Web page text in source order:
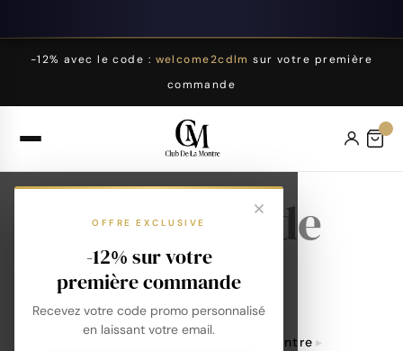
-12% avec le code : welcome2cdlm sur votre première
commande
OFFRE EXCLUSIVE
-12% sur votre
première commande
Recevez votre code promo personnalisé
en laissant votre email.
Bracelet de
montre
Accessoires De Montre